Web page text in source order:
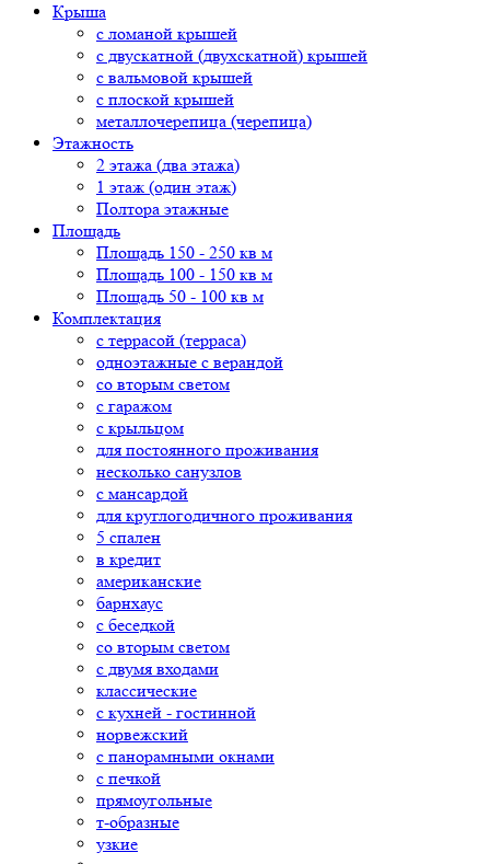
Крыша
с ломаной крышей
с двускатной (двухскатной) крышей
с вальмовой крышей
с плоской крышей
металлочерепица (черепица)
Этажность
2 этажа (два этажа)
1 этаж (один этаж)
Полтора этажные
Площадь
Площадь 150 - 250 кв м
Площадь 100 - 150 кв м
Площадь 50 - 100 кв м
Комплектация
с террасой (терраса)
одноэтажные с верандой
со вторым светом
с гаражом
с крыльцом
для постоянного проживания
несколько санузлов
с мансардой
для круглогодичного проживания
5 спален
в кредит
американские
барнхаус
с беседкой
со вторым светом
с двумя входами
классические
с кухней - гостинной
норвежский
с панорамными окнами
с печкой
прямоугольные
т-образные
узкие